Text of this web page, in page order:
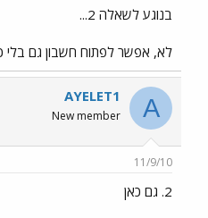
בנוגע לשאלה 2...
לא, אפשר לפתוח חשבון גם בלי
A
AYELET1
New member
11/9/10
2. גם כאן